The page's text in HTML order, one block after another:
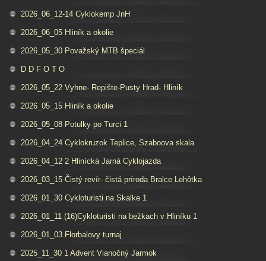
2026_06_12-14 Cyklokemp JnH
2026_06_05 Hliník a okolie
2026_05_30 Považský MTB špeciál
D D F O T O
2026_05_22 Vyhne- Repište-Pusty Hrad- Hliník
2026_05_15 Hliník a okolie
2026_05_08 Potulky po Turci 1
2026_04_24 Cyklokruzok Teplice, Szaboova skala
2026_04_12 2 Hlinícká Jarná Cyklojazda
2026_03_15 Čistý revír- čistá príroda Bralce Lehôtka
2026_01_30 Cykloturisti na Skalke 1
2026_01_11 (16)Cykloturisti na bežkach v Hliníku 1
2026_01_03 Florbalovy turnaj
2025_11_30 1 Advent Vianočný Jarmok